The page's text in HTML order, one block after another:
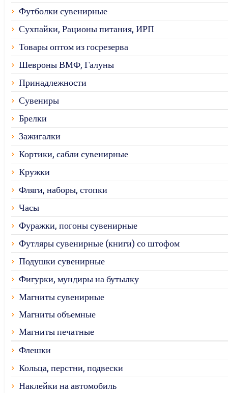
Футболки сувенирные
Сухпайки, Рационы питания, ИРП
Товары оптом из госрезерва
Шевроны ВМФ, Галуны
Принадлежности
Сувениры
Брелки
Зажигалки
Кортики, сабли сувенирные
Кружки
Фляги, наборы, стопки
Часы
Фуражки, погоны сувенирные
Футляры сувенирные (книги) со штофом
Подушки сувенирные
Фигурки, мундиры на бутылку
Магниты сувенирные
Магниты объемные
Магниты печатные
Флешки
Кольца, перстни, подвески
Наклейки на автомобиль